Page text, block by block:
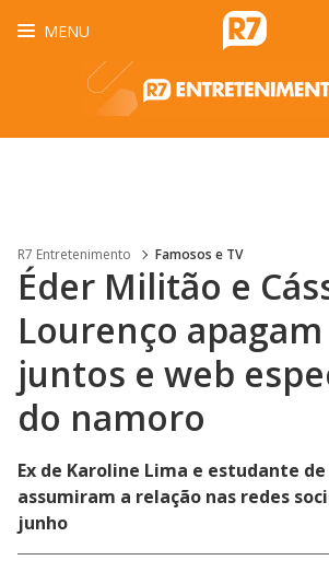
MENU
R7 Entretenimento Famosos e TV
Éder Militão e
Lourenço
juntos e web
do namoro
Ex de Karoline Lima e estudante
assumiram a relação nas redes
junho